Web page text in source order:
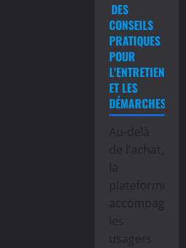
DES
CONSEILS
PRATIQUES
POUR
L'ENTRETIEN
ET LES
DÉMARCHES
Au-delà
de l'achat,
la
plateforme
accompagne
les
usagers